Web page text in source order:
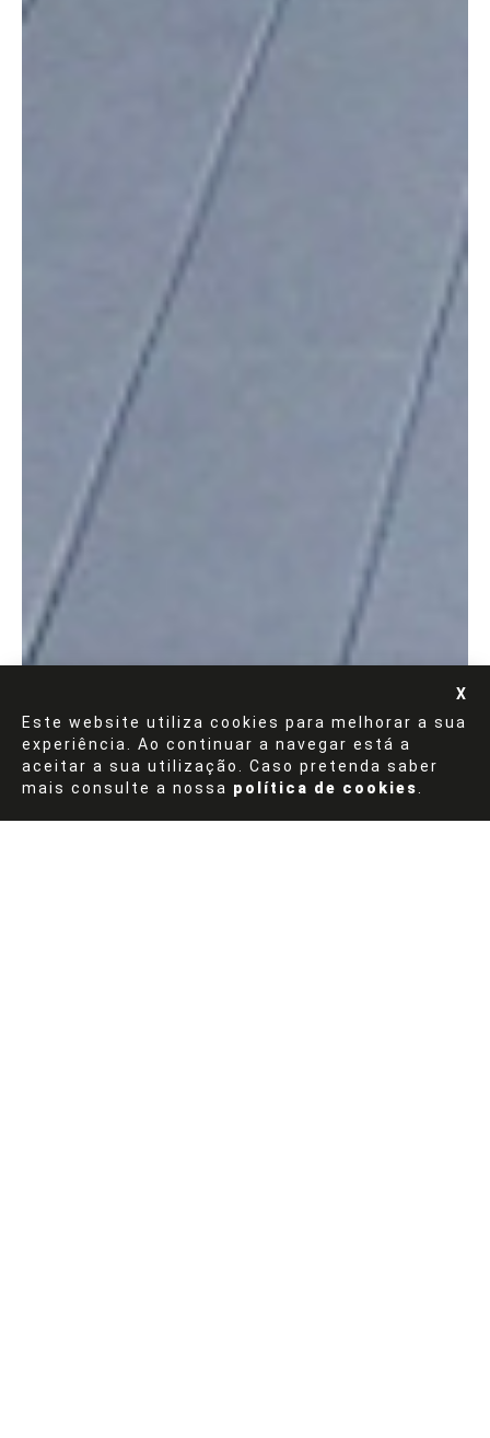
Este website utiliza cookies para melhorar a sua
experiência. Ao continuar a navegar está a
aceitar a sua utilização. Caso pretenda saber
mais consulte a nossa política de cookies